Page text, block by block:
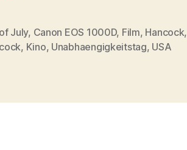
July, Canon EOS 1000D, Film, Hancock,
, Kino, Unabhaengigkeitstag, USA